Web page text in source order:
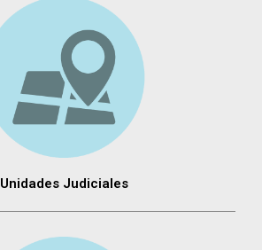
Unidades Judiciales